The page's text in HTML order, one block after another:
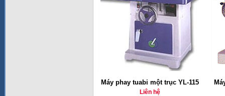
Máy phay tuabi một trục YL-115
Liên hệ